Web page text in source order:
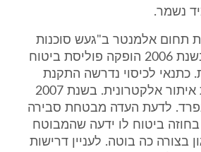
נשמר.
תחום אלמנטר ב"געש סוכנות
לביטוח", העידה כי בשנת 2006 הופקה פוליסת ביטוח
כתנאי לכיסוי נדרשה התקנת
משבת מנוע ומערכת איתור אלקטרונית. בשנת 2007
לדעת העדה מבטחת סבירה
ביטוח לו ידעה שהמבוטח
בצורה כה בוטה. לעניין דרישות